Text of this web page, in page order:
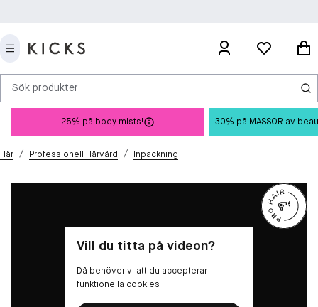
Sök produkter
25% på body mists! 30% på MASSOR av
Hår / Professionell Hårvård / Inpackning
Vill du titta på videon?
Då behöver vi att du accepterar
funktionella cookies